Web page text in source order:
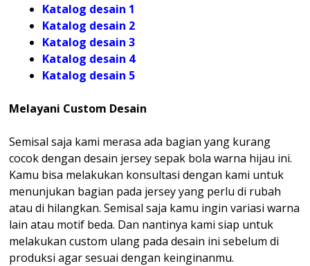
Katalog desain 1
Katalog desain 2
Katalog desain 3
Katalog desain 4
Katalog desain 5
Melayani Custom Desain
Semisal saja kami merasa ada bagian yang kurang
cocok dengan desain jersey sepak bola warna hijau ini.
Kamu bisa melakukan konsultasi dengan kami untuk
menunjukan bagian pada jersey yang perlu di rubah
atau di hilangkan. Semisal saja kamu ingin variasi warna
lain atau motif beda. Dan nantinya kami siap untuk
melakukan custom ulang pada desain ini sebelum di
produksi agar sesuai dengan keinginanmu.